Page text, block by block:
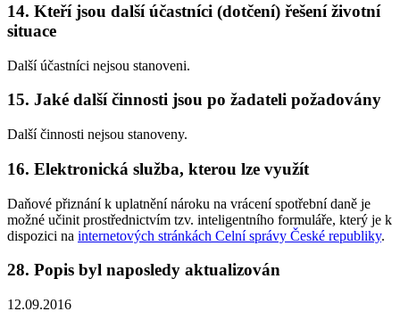
14. Kteří jsou další účastníci (dotčení) řešení životní
situace
Další účastníci nejsou stanoveni.
15. Jaké další činnosti jsou po žadateli požadovány
Další činnosti nejsou stanoveny.
16. Elektronická služba, kterou lze využít
Daňové přiznání k uplatnění nároku na vrácení spotřební daně je
možné učinit prostřednictvím tzv. inteligentního formuláře, který je k
dispozici na internetových stránkách Celní správy České republiky.
28. Popis byl naposledy aktualizován
12.09.2016